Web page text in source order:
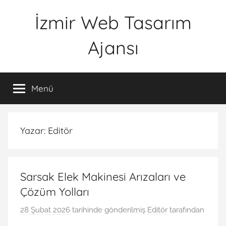
İzmir Web Tasarım
Ajansı
Menü
Yazar: Editör
Sarsak Elek Makinesi Arızaları ve
Çözüm Yolları
28 Şubat 2026 tarihinde gönderilmiş Editör tarafından